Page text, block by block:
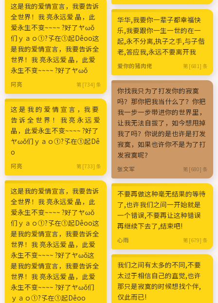
这是我的爱情宣言，我要告诉
全世界！我 亮永远爱 晶，此
爱永生不变~~~~ ?好了ヤωǒ
们ｙａｏ①?孓在①起Dêoо这
是我的爱情宣言，我要告诉全
世界！我 亮永远爱 晶，此爱
永生不变~~~~ ?好了ヤωǒ
阿亮 第 [734] 条
这 是 我 的 爱 情 宣 言 ，我 要
告 诉 全 世 界 ！ 我 亮 永 远 爱
晶，此爱永生不变~~~~ ?好了
ヤωǒ们ｙａｏ①?孓在①起Dê
o
阿亮 第 [733] 条
这是我的爱情宣言，我要告诉
全世界！我 亮永远爱 晶，此
爱永生不变~~~~ ?好了ヤωǒ
们ｙａｏ①?孓在①起Dêoо这
是我的爱情宣言，我要告诉全
世界！我 亮永远爱 晶，此爱
永生不变~~~~ ?好了ヤωǒ这
是我的爱情宣言，我要告诉全
世界！我 亮永远爱 晶，此爱
永生不变~~~~ ?好了ヤωǒ们
ｙａｏ①?孓在①起Dêoо
华华,我要你一辈子都幸福快
乐,我要跟你一生一世的在一
起,永不分离,执子之手,与子偕
老,答应我,永远不要离开我
爱你的猪肉佬 第 [681] 条
你找我只为了打发你的寂寞
吗？那你把我当什么了？你把
我一步一步带进你的世界里，
让我无法自拔了，如今想甩掉
我了吗？你说的是也许是打发
寂寞，如果也许你不是为了打
发寂寞呢？
张文军 第 [680] 条
不要再做这种毫无结果的等待
了,也许我们之间一开始就是
一个错误,不要再让这种错误
再继续下去了,结束吧!
心雨 第 [679] 条
我们之间有太多的不同,不要
太过于相信自己的直觉,也许
那只是寂寞的时候想找个伴,
仅此而已!